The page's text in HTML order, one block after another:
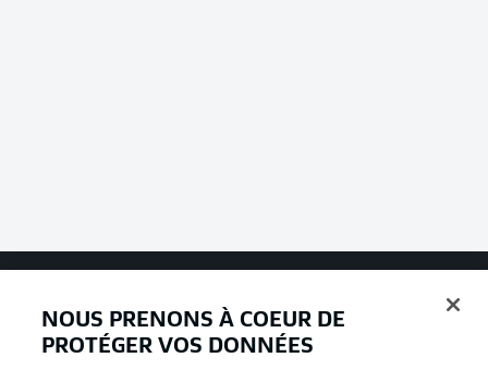
Football as it's meant to be
NOUS PRENONS À COEUR DE
PROTÉGER VOS DONNÉES